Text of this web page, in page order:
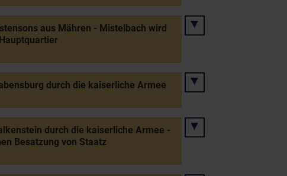
aus Mähren - Mistelbach wird
durch die kaiserliche Armee
durch die kaiserliche Armee -
Besatzung von Staatz